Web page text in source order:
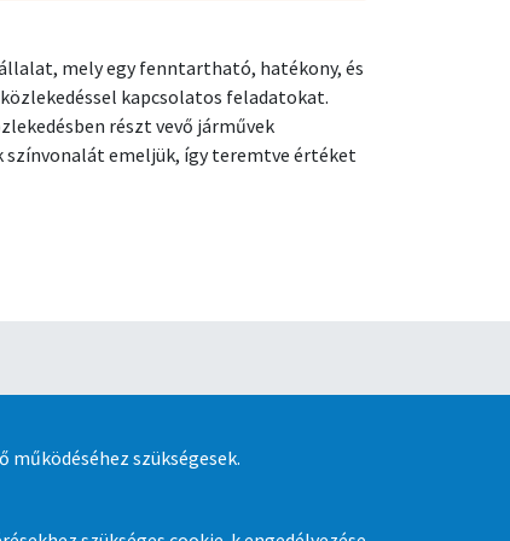
mely egy fenntartható, hatékony, és
kapcsolatos feladatokat.
részt vevő járművek
színvonalát emeljük, így teremtve értéket
és 15% kedvezménnyel
keresztül. Ingyenes letöltés iOS és
működéséhez szükségesek.